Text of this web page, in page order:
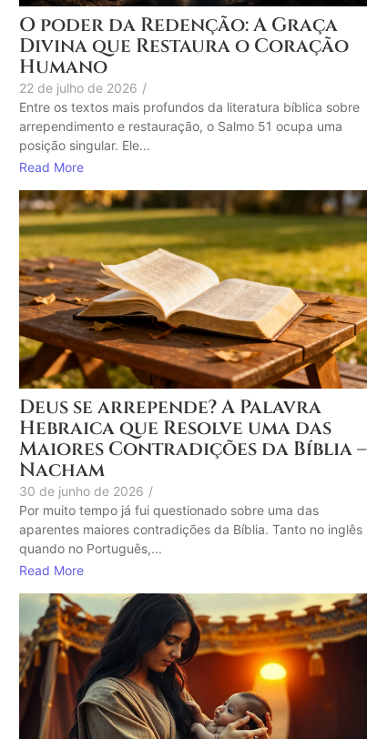
O poder da Redenção: A Graça
Divina que Restaura o Coração
Humano
22 de julho de 2026 /
Entre os textos mais profundos da literatura bíblica sobre
arrependimento e restauração, o Salmo 51 ocupa uma
posição singular. Ele...
Read More
Deus se arrepende? A Palavra
Hebraica que Resolve uma das
Maiores Contradições da Bíblia –
Nacham
30 de junho de 2026 /
Por muito tempo já fui questionado sobre uma das
aparentes maiores contradições da Bíblia. Tanto no inglês
quando no Português,...
Read More